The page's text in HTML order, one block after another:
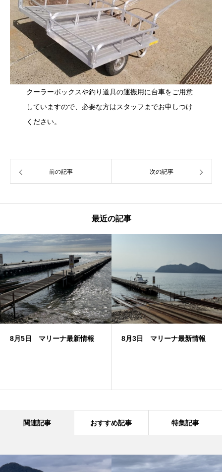
クーラーボックスや釣り道具の運搬用に台車をご用意
していますので、必要な方はスタッフまでお申しつけ
ください。
前の記事 次の記事
最近の記事
8月5日 マリーナ最新情報 8月3日 マリーナ最新情報
関連記事 おすすめ記事 特集記事